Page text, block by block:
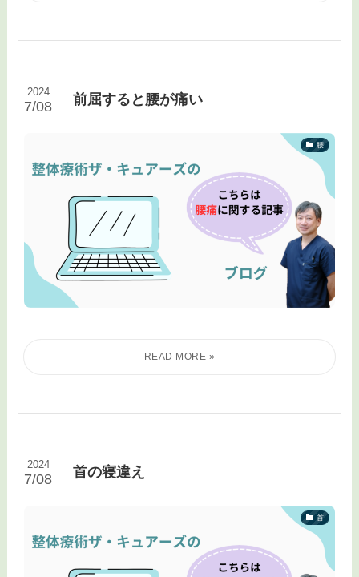
前屈すると腰が痛い
2024
7/08
腰
首の寝違え
2024
7/08
首